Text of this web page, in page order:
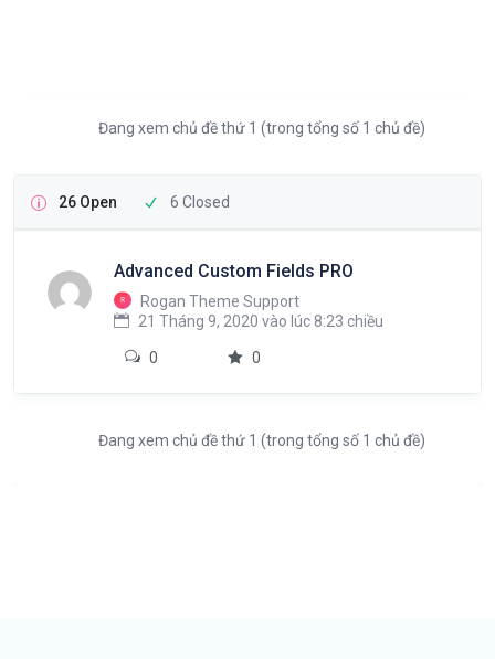
Đang xem chủ đề thứ 1 (trong tổng số 1 chủ đề)
26 Open 6 Closed
Advanced Custom Fields PRO
Rogan Theme Support
21 Tháng 9, 2020 vào lúc 8:23 chiều
0 0
Đang xem chủ đề thứ 1 (trong tổng số 1 chủ đề)